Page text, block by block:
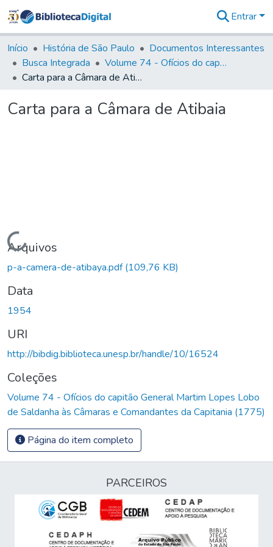
&
Coleções
Tudo na
Biblioteca
Estatísticas
Entrar
Início História de São Paulo
Documentos Interessantes
Busca Integrada
Volume 74 - Ofícios do capitão General Martim Lopes Lobo de Saldanha às Câmaras e Comandantes da Capitania (1775)
Carta para a Câmara de Atibaia
Carta para a Câmara de Atibaia
Carregando...
Arquivos
p-a-camera-de-atibaya.pdf(109,76 KB)
Data
1954
URI
http://bibdig.biblioteca.unesp.br/handle/10/16524
Coleções
Volume 74 - Ofícios do capitão General Martim Lopes Lobo
de Saldanha às Câmaras e Comandantes da Capitania (1775)
Página do item completo
PARCEIROS